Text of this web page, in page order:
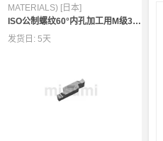
MATERIALS) [日本]
ISO公制螺纹60°内孔加工用M级3维断屑槽刀片MMT-ISO
发货日: 5天